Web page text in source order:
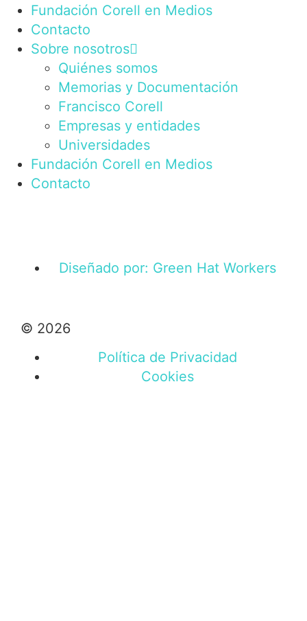
Fundación Corell en Medios
Contacto
Sobre nosotros
Quiénes somos
Memorias y Documentación
Francisco Corell
Empresas y entidades
Universidades
Fundación Corell en Medios
Contacto
© 2026
Política de Privacidad
Cookies
Diseñado por: Green Hat Workers